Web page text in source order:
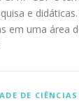
e
em uma área
DE